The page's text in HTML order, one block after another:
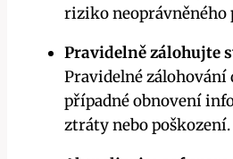
riziko
Pravidelně zálohujte
Pravidelné
případné obnovení
ztráty nebo poškození.